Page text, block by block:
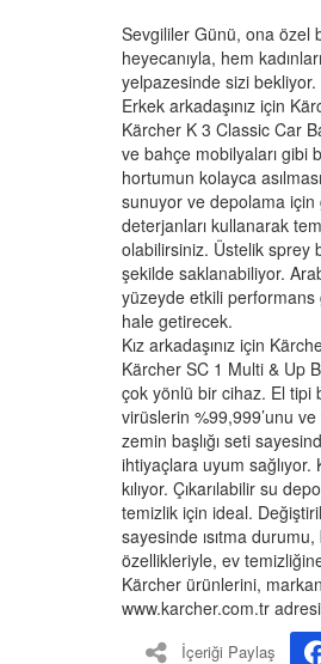
Sevgililer Günü, ona özel
heyecanıyla, hem
yelpazesinde sizi bekliyor.
Erkek arkadaşınız için
Kärcher K 3 Classic Car
ve bahçe mobilyaları gibi
hortumun kolayca
sunuyor ve depolama için
deterjanları kullanarak
olabilirsiniz. Üstelik sprey
şekilde saklanabiliyor.
yüzeyde etkili
hale getirecek.
Kız arkadaşınız için
Kärcher SC 1 Multi & Up
çok yönlü bir cihaz. El tipi
virüslerin %99,999’unu
zemin başlığı seti
ihtiyaçlara uyum sağlıyor.
kılıyor. Çıkarılabilir su
temizlik için ideal.
sayesinde ısıtma
özellikleriyle, ev
Kärcher ürünlerini,
www.karcher.com.tr
İçeriği Paylaş